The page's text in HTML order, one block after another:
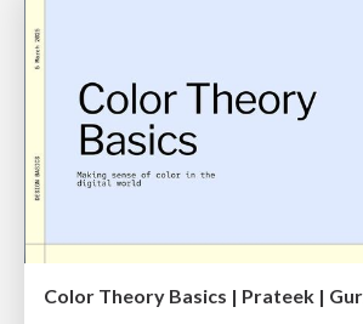
Color Theory Basics | Prateek |